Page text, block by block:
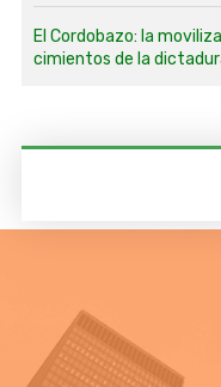
El Cordobazo: la
cimientos de la